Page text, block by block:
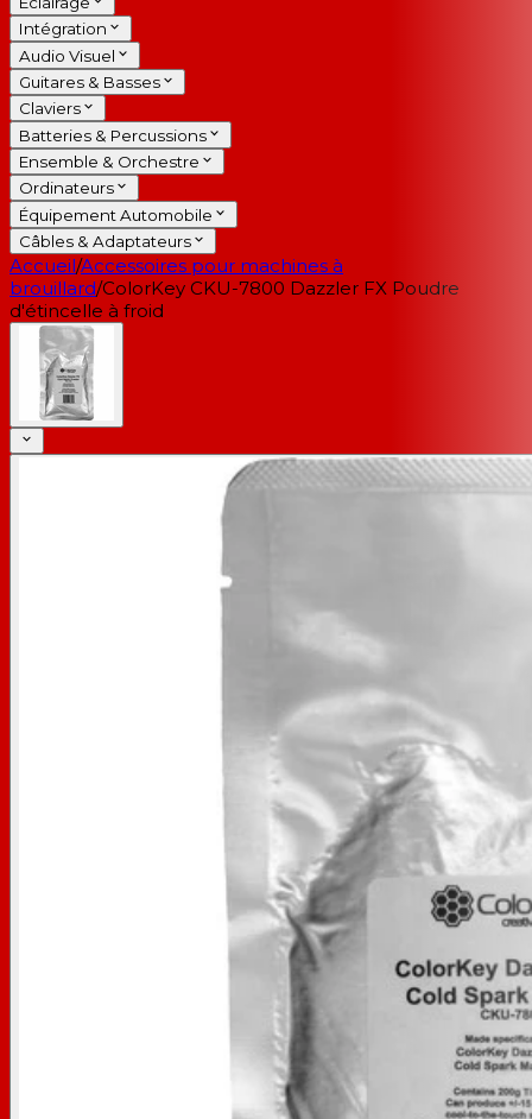
Intégration
Audio Visuel
Guitares & Basses
Claviers
Batteries & Percussions
Ensemble & Orchestre
Ordinateurs
Équipement Automobile
Câbles & Adaptateurs
Accueil/Accessoires pour machines à
brouillard/ColorKey CKU-7800 Dazzler FX Poudre
d'étincelle à froid